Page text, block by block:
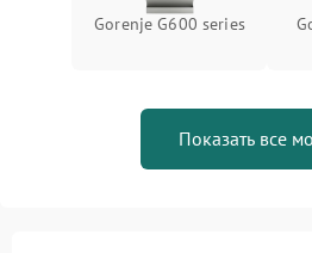
Gorenje G600 series
Показать все